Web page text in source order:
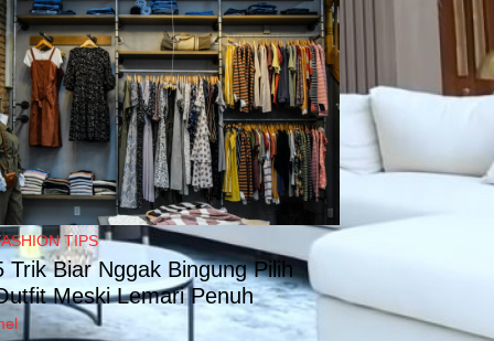
TIPS
Trik Biar Nggak Bingung Pilih
Meski Lemari Penuh